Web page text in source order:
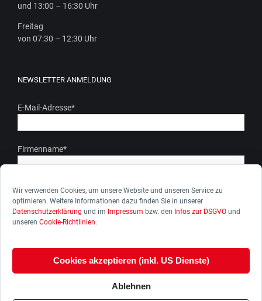
Wir verwenden Cookies, um unsere Website und unseren Service zu
optimieren. Weitere Informationen dazu finden Sie in unserer
Datenschutzerklärung und im Impressum bzw. den Infos zur DSGVO und
unseren Cookie-Richtlinien.
Cookies akzeptieren (inkl. US Dienste)
Ablehnen
und 13:00 – 16:30 Uhr
Frei­tag
von 07:30 – 12:30 Uhr
NEWSLETTER ANMELDUNG
E-Mail-Adresse*
Firmenname*
Ich stimme zu, dass meine personenbezogenen Daten gem.
unserer Datenschutzerkärung genutzt werden. Ich kann die
Zustimmung zur Datenverarbeitung jederzeit widerrufen.